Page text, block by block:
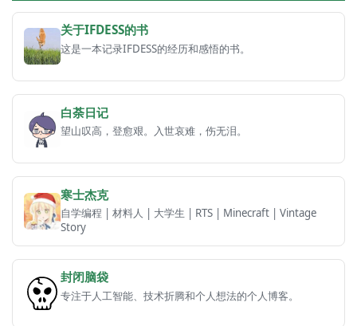
关于IFDESS的书
这是一本记录IFDESS的经历和感悟的书。
白荼日记
望山叹高，登愈艰。入世哀难，伤无泪。
寒士杰克
自学编程 | 材料人 | 大学生 | RTS | Minecraft | Vintage
Story
封闭脑袋
专注于人工智能、技术折腾和个人想法的个人博客。